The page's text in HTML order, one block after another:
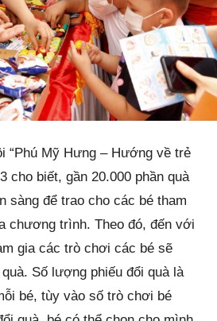
“Phú Mỹ Hưng – Hướng về trẻ
cho biết, gần 20.000 phần quà
sàng để trao cho các bé tham
chương trình. Theo đó, đến với
gia các trò chơi các bé sẽ
Số lượng phiếu đổi quà là
bé, tùy vào số trò chơi bé